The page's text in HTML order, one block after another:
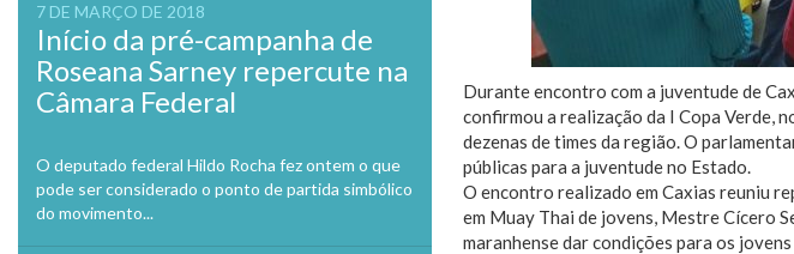
7 DE MARÇO DE 2018
Início da pré-campanha de
Roseana Sarney repercute na
Câmara Federal
O deputado federal Hildo Rocha fez ontem o que
pode ser considerado o ponto de partida simbólico
do movimento...
Durante encontro com a juventude de
confirmou a realização da I Copa Verde,
dezenas de times da região. O
públicas para a juventude no Estado.
O encontro realizado em Caxias reuniu
em Muay Thai de jovens, Mestre Cícero
maranhense dar condições para os